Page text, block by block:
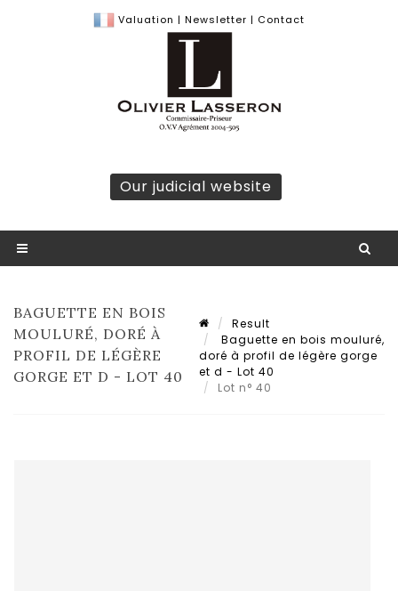
Valuation | Newsletter | Contact
Our judicial website
BAGUETTE EN BOIS
MOULURÉ, DORÉ À
PROFIL DE LÉGÈRE
GORGE ET D - LOT 40
Result
Baguette en bois mouluré,
doré à profil de légère gorge
et d - Lot 40
Lot n° 40